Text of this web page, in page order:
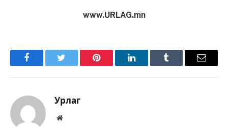
www.URLAG.mn
FacebookTwitter Pinterest LinkedInTumblr Имэйл
Урлаг
Вэбсайт